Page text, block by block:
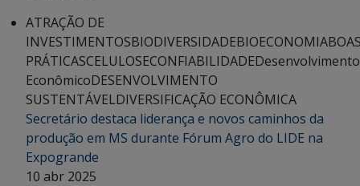
ATRAÇÃO DE
INVESTIMENTOSBIODIVERSIDADEBIOECONOMIA
PRÁTICASCELULOSECONFIABILIDADEDesenvolvimento
EconômicoDESENVOLVIMENTO
SUSTENTÁVELDIVERSIFICAÇÃO ECONÔMICA
Secretário destaca liderança e novos caminhos da
produção em MS durante Fórum Agro do LIDE na
Expogrande
10 abr 2025